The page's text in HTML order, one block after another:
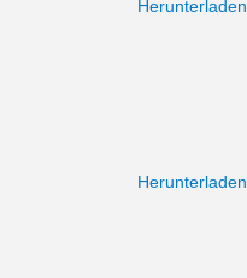
Herunterladen
Herunterladen